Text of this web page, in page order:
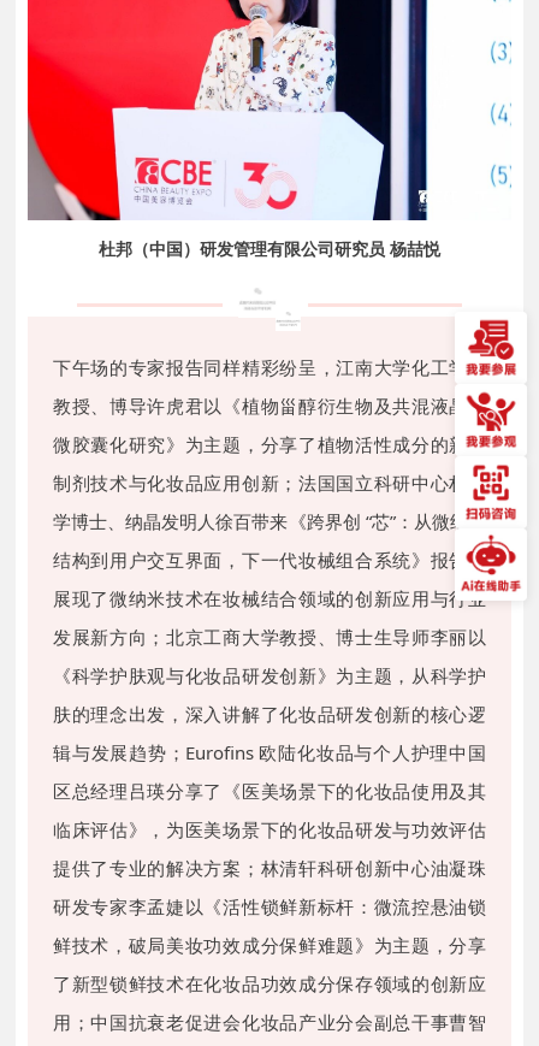
杜邦（中国）研发管理有限公司研究员 杨喆悦
下午场的专家报告同样精彩纷呈，江南大学化工学院
教授、博导许虎君以《植物甾醇衍生物及共混液晶与
微胶囊化研究》为主题，分享了植物活性成分的新型
制剂技术与化妆品应用创新；法国国立科研中心材料
学博士、纳晶发明人徐百带来《跨界创 “芯”：从微纳米
结构到用户交互界面，下一代妆械组合系统》报告，
展现了微纳米技术在妆械结合领域的创新应用与行业
发展新方向；北京工商大学教授、博士生导师李丽以
《科学护肤观与化妆品研发创新》为主题，从科学护
肤的理念出发，深入讲解了化妆品研发创新的核心逻
辑与发展趋势；Eurofins 欧陆化妆品与个人护理中国
区总经理吕瑛分享了《医美场景下的化妆品使用及其
临床评估》，为医美场景下的化妆品研发与功效评估
提供了专业的解决方案；林清轩科研创新中心油凝珠
研发专家李孟婕以《活性锁鲜新标杆：微流控悬油锁
鲜技术，破局美妆功效成分保鲜难题》为主题，分享
了新型锁鲜技术在化妆品功效成分保存领域的创新应
用；中国抗衰老促进会化妆品产业分会副总干事曹智